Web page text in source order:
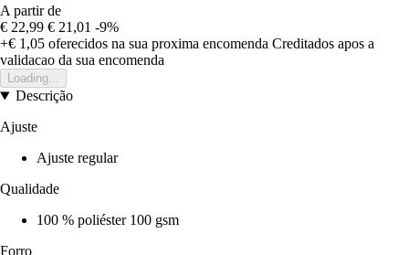
A partir de
€ 22,99 € 21,01 -9%
+€ 1,05 oferecidos na sua proxima encomenda Creditados apos a
validacao da sua encomenda
Loading...
Descrição
Ajuste
Ajuste regular
Qualidade
100 % poliéster 100 gsm
Forro